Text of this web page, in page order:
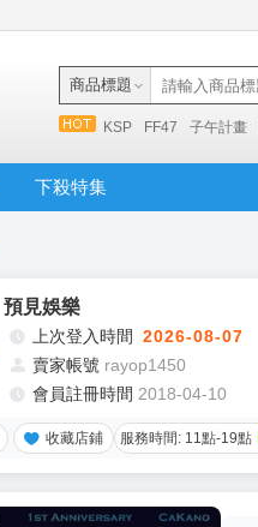
商品標題
KSP FF47 子午計畫
下殺特集
預見娛樂
上次登入時間 2026-08-07
賣家帳號 rayop1450
會員註冊時間 2018-04-10
收藏店鋪 服務時間: 11點-19點